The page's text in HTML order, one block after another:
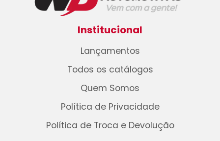
Institucional
Lançamentos
Todos os catálogos
Quem Somos
Política de Privacidade
Política de Troca e Devolução